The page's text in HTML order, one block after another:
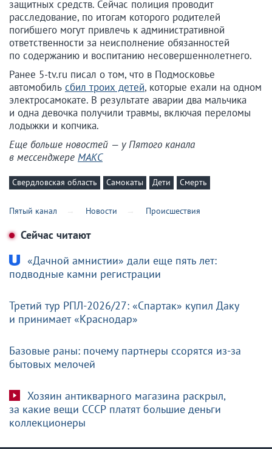
защитных средств. Сейчас полиция проводит
расследование, по итогам которого родителей
погибшего могут привлечь к административной
ответственности за неисполнение обязанностей
по содержанию и воспитанию несовершеннолетнего.
Ранее 5-tv.ru писал о том, что в Подмосковье
автомобиль сбил троих детей, которые ехали на одном
электросамокате. В результате аварии два мальчика
и одна девочка получили травмы, включая переломы
лодыжки и копчика.
Еще больше новостей — у Пятого канала
в мессенджере МАКС
Свердловская область Самокаты Дети Смерть
Пятый канал Новости Происшествия
Сейчас читают
«Дачной амнистии» дали еще пять лет:
подводные камни регистрации
Третий тур РПЛ-2026/27: «Спартак» купил Даку
и принимает «Краснодар»
Базовые раны: почему партнеры ссорятся из-за
бытовых мелочей
Хозяин антикварного магазина раскрыл,
за какие вещи СССР платят большие деньги
коллекционеры